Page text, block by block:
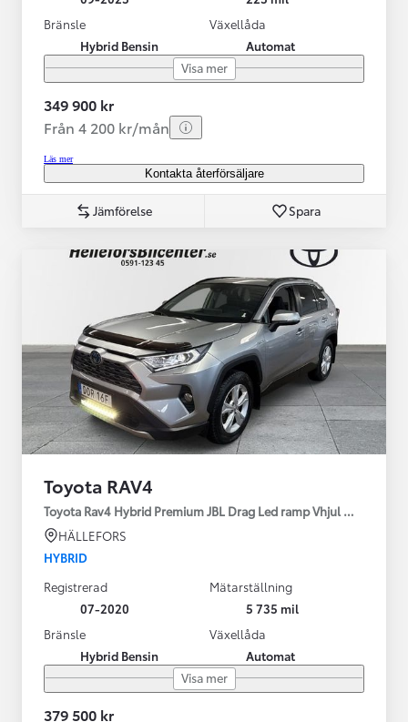
Bränsle
Hybrid Bensin
Växellåda
Automat
Visa mer
349 900 kr
Från 4 200 kr/mån
Läs mer
Kontakta återförsäljare
Jämförelse Spara
Toyota RAV4
Toyota Rav4 Hybrid Premium JBL Drag Led ramp Vhjul motorv
HÄLLEFORS
HYBRID
Registrerad
07-2020
Mätarställning
5 735 mil
Bränsle
Hybrid Bensin
Växellåda
Automat
Visa mer
379 500 kr